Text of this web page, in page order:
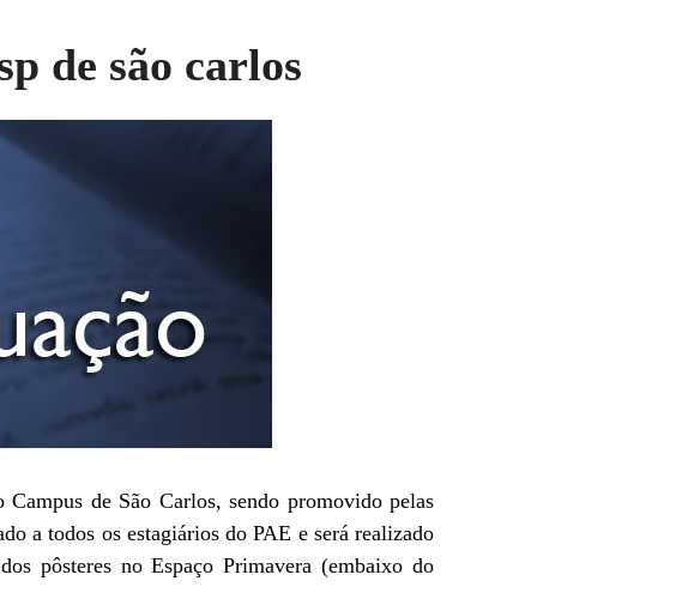
de são carlos
de São Carlos, sendo promovido pelas
a todos os estagiários do PAE e será realizado
pôsteres no Espaço Primavera (embaixo do